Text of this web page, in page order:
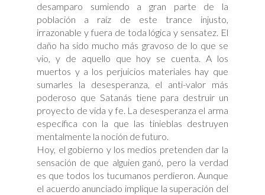
desamparo sumiendo a gran parte de la
población a raíz de este trance injusto,
irrazonable y fuera de toda lógica y sensatez. El
daño ha sido mucho más gravoso de lo que se
vio, y de aquello que hoy se cuenta. A los
muertos y a los perjuicios materiales hay que
sumarles la desesperanza, el anti-valor más
poderoso que Satanás tiene para destruir un
proyecto de vida y fe. La desesperanza el arma
específica con la que las tinieblas destruyen
mentalmente la noción de futuro.
Hoy, el gobierno y los medios pretenden dar la
sensación de que alguien ganó, pero la verdad
es que todos los tucumanos perdieron. Aunque
el acuerdo anunciado implique la superación del